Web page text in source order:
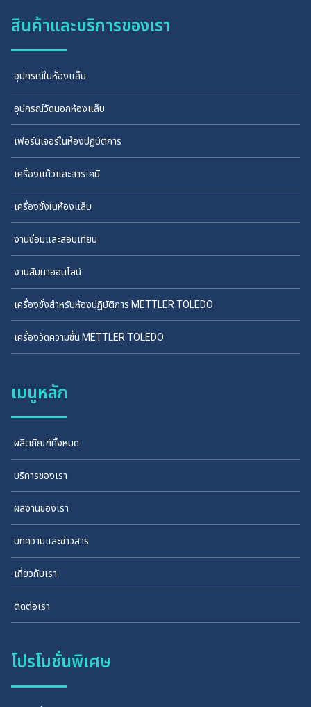
สินค้าและบริการของเรา
อุปกรณ์ในห้องแล็บ
อุปกรณ์วัดนอกห้องแล็บ
เฟอร์นิเจอร์ในห้องปฏิบัติการ
เครื่องแก้วและสารเคมี
เครื่องชั่งในห้องแล็บ
งานซ่อมและสอบเทียบ
งานสัมนาออนไลน์
เครื่องชั่งสำหรับห้องปฏิบัติการ METTLER TOLEDO
เครื่องวัดความชื้น METTLER TOLEDO
เมนูหลัก
ผลิตภัณฑ์ทั้งหมด
บริการของเรา
ผลงานของเรา
บทความและข่าวสาร
เกี่ยวกับเรา
ติดต่อเรา
โปรโมชั่นพิเศษ